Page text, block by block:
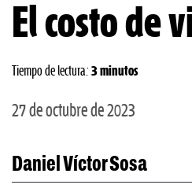
El costo de
Tiempo de lectura: 3 minutos
27 de octubre de 2023
Daniel Víctor Sosa